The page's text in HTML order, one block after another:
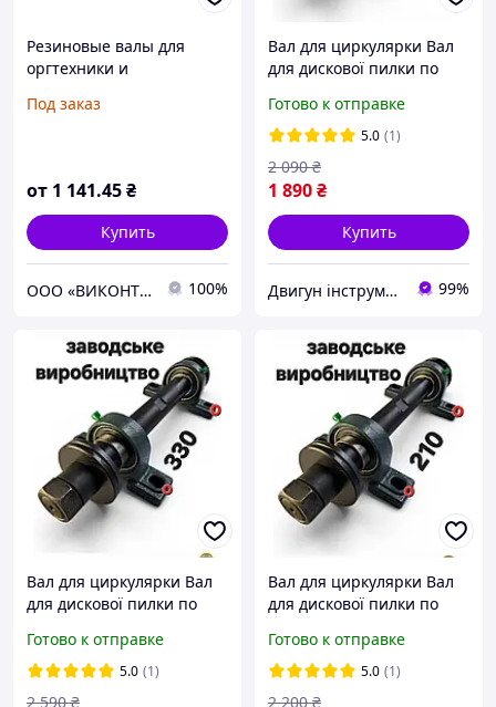
Резиновые валы для
оргтехники и
Под заказ
от 1 141.45₴
Купить
ООО «ВИКОНТ 2000» 100%
Вал для циркулярки Вал
для дискової пилки по
верстатів і точила L-
180мм+
Готово к отправке
5.0 (1)
1 890₴
2 090 ₴
Купить
Двигун інструмент 99%
Вал для циркулярки Вал
для дискової пилки по
верстатів і точила L-330+
Готово к отправке
5.0 (1)
2 590 ₴
Вал для циркулярки Вал
для дискової пилки по
верстатів і точила L-210+
Готово к отправке
5.0 (1)
2 200 ₴